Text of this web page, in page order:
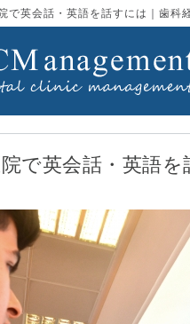
で英会話・英語を話すには｜歯科
で英会話・英語を